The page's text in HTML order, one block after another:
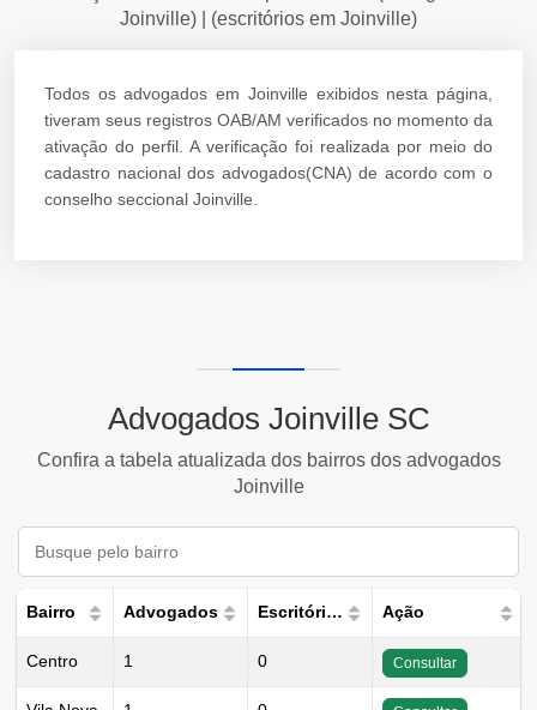
Joinville) | (escritórios em Joinville)
Todos os advogados em Joinville exibidos nesta página,
tiveram seus registros OAB/AM verificados no momento da
ativação do perfil. A verificação foi realizada por meio do
cadastro nacional dos advogados(CNA) de acordo com o
conselho seccional Joinville.
Advogados Joinville SC
Confira a tabela atualizada dos bairros dos advogados
Joinville
Bairro Advogados Escritórios Ação
Centro 1 0 Consultar